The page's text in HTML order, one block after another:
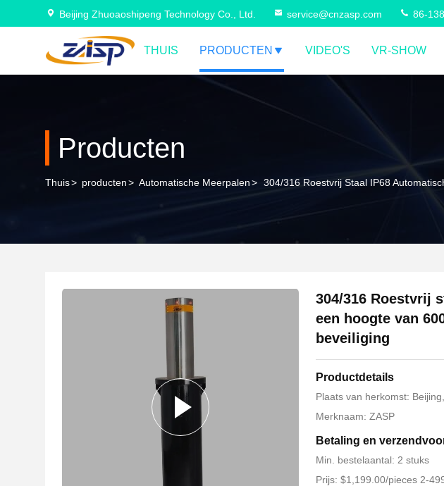
Beijing Zhuoaoshipeng Technology Co., Ltd. service@cnzasp.com 86-
THUIS PRODUCTEN VIDEO'S VR-SHOW
Producten
Thuis> producten> Automatische Meerpalen> 304/316 Roestvrij Staal IP68
304/316 Roestvrij
een hoogte van
beveiliging
Productdetails
Plaats van herkomst:
Merknaam: ZASP
Betaling en
Min. bestelaantal: 2 stuks
Prijs: $1,199.00/pieces 2-